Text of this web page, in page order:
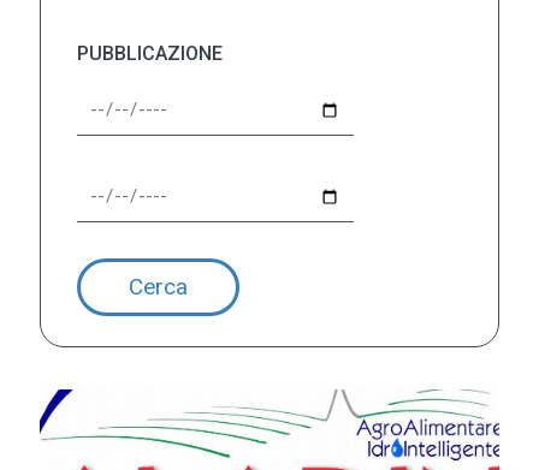
PUBBLICAZIONE